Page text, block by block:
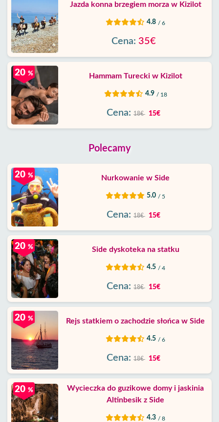
Jazda konna brzegiem morza w Kizilot
4.8 / 6
Cena: 35€
Hammam Turecki w Kizilot
4.9 / 18
20 %
Cena: 18€ 15€
Polecamy
Nurkowanie w Side
5.0 / 5
20 %
Cena: 18€ 15€
Side dyskoteka na statku
4.5 / 4
20 %
Cena: 18€ 15€
Rejs statkiem o zachodzie słońca w Side
4.5 / 6
20 %
Cena: 18€ 15€
Wycieczka do guzikowe domy i jaskinia
Altinbesik z Side
4.3 / 8
20 %